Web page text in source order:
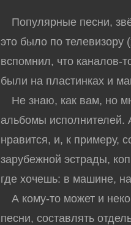
Популярные песни,
это было по телевизору
вспомнил, что каналов-
были на пластинках и
Не знаю, как вам, но
альбомы исполнителей.
нравится, и, к примеру,
зарубежной эстрады,
где хочешь: в машине,
А кому-то может и
песни, составлять